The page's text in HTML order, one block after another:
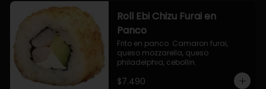
Roll Ebi Chizu Furai en
Panco
Frito en panco. Camaron furai,
queso mozzarella, queso
philadelphia, cebollin.
$7.490